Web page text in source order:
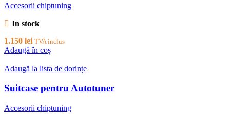
Accesorii chiptuning
In stock
1.150 lei TVA inclus
Adaugă în coș
Adaugă la lista de dorințe
Suitcase pentru Autotuner
Accesorii chiptuning